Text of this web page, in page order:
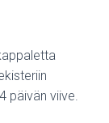
päivän viive.